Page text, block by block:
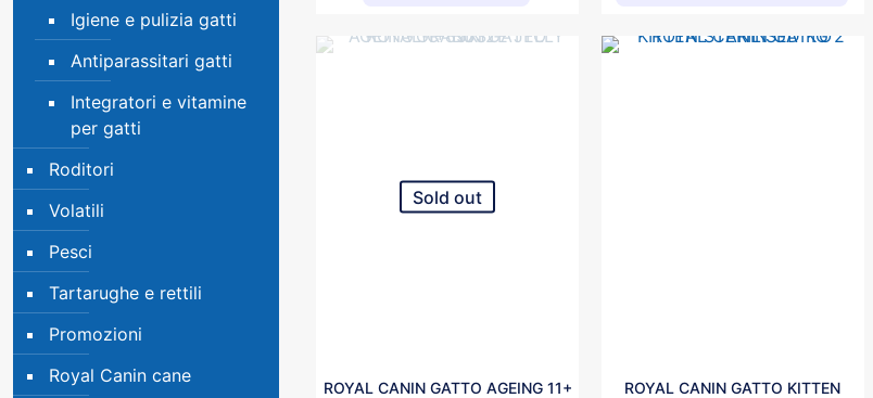
Igiene e pulizia gatti
Antiparassitari gatti
Integratori e vitamine
per gatti
Roditori
Volatili
Pesci
Tartarughe e rettili
Promozioni
Royal Canin cane
Sold out
ROYAL CANIN GATTO AGEING 11+
ROYAL CANIN GATTO KITTEN